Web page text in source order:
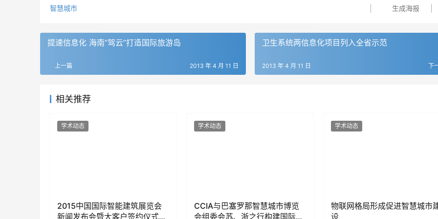
智慧城市 生成海报
提速信息化 海南“驾云”打造国际旅游岛
上一篇 2013 年 4 月 11 日
卫生系统两信息化项目列入全省示范
下
2013 年 4 月 11 日
相关推荐
学术动态
2015中国国际智能建筑展览会
新闻发布会暨大客户签约仪式在
学术动态
CCIA与巴塞罗那智慧城市博览
会组委会苏、浙之行构建国际交
学术动态
物联网格局形成促进智慧城市
设